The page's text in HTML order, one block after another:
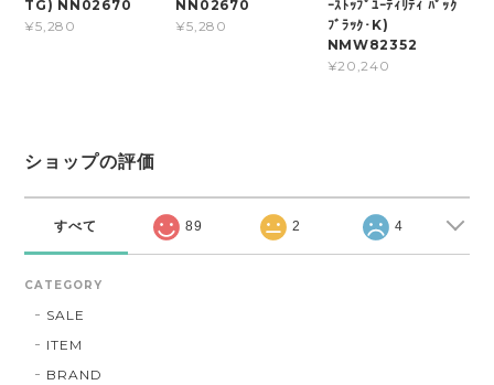
TG) NN02670
¥5,280
NN02670
¥5,280
ｰｽﾄｯﾌﾟﾕｰﾃｨﾘﾃｨ ﾊﾟｯｸ
ﾌﾞﾗｯｸ･K)
NMW82352
¥20,240
ショップの評価
すべて 89 2 4
CATEGORY
SALE
ITEM
BRAND